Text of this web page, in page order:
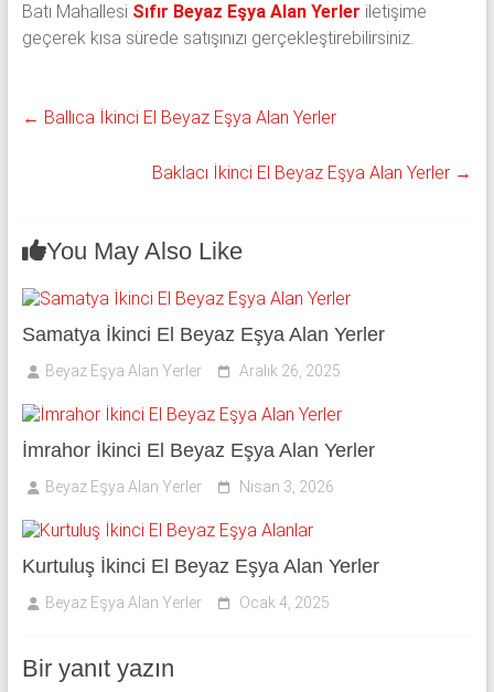
Batı Mahallesi Sıfır Beyaz Eşya Alan Yerler iletişime
geçerek kısa sürede satışınızı gerçekleştirebilirsiniz.
← Ballıca İkinci El Beyaz Eşya Alan Yerler
Baklacı İkinci El Beyaz Eşya Alan Yerler →
You May Also Like
Samatya İkinci El Beyaz Eşya Alan Yerler
Beyaz Eşya Alan Yerler Aralık 26, 2025
İmrahor İkinci El Beyaz Eşya Alan Yerler
Beyaz Eşya Alan Yerler Nisan 3, 2026
Kurtuluş İkinci El Beyaz Eşya Alan Yerler
Beyaz Eşya Alan Yerler Ocak 4, 2025
Bir yanıt yazın